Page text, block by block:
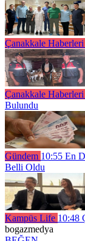
Çanakkale Haberleri
Çanakkale Haberleri
Bulundu
Gündem 10:55 En
Belli Oldu
Kampüs Life 10:48
bogazmedya